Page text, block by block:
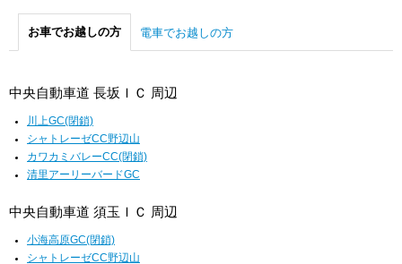
お車でお越しの方 電車でお越しの方
中央自動車道 長坂ＩＣ 周辺
川上GC(閉鎖)
シャトレーゼCC野辺山
カワカミバレーCC(閉鎖)
清里アーリーバードGC
中央自動車道 須玉ＩＣ 周辺
小海高原GC(閉鎖)
シャトレーゼCC野辺山